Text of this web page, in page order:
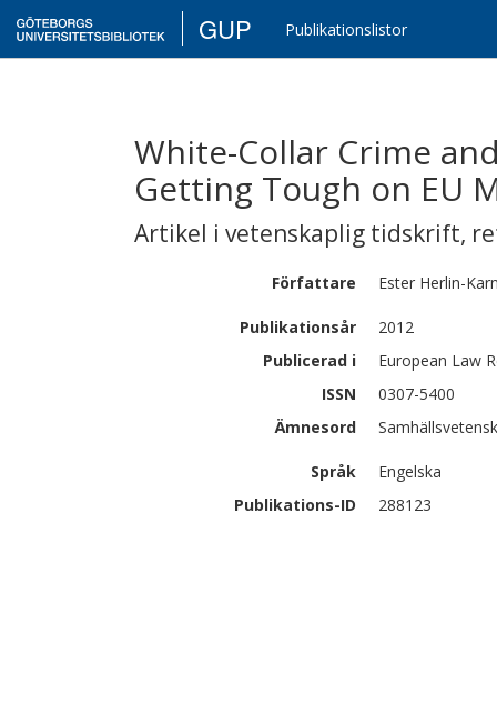
GUP Publikationslistor
White-Collar Crime
Getting Tough on EU
Artikel i vetenskaplig tidskrift,
Författare Ester Herlin-
Publikationsår
2012
Publicerad i
European Law
ISSN
0307-5400
Ämnesord
Språk
Engelska
Publikations-ID
288123